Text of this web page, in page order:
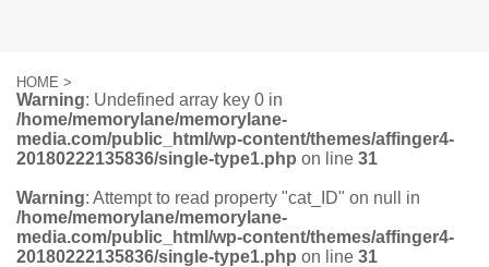
HOME >
Warning: Undefined array key 0 in
/home/memorylane/memorylane-
media.com/public_html/wp-content/themes/affinger4-
20180222135836/single-type1.php on line 31
Warning: Attempt to read property "cat_ID" on null in
/home/memorylane/memorylane-
media.com/public_html/wp-content/themes/affinger4-
20180222135836/single-type1.php on line 31